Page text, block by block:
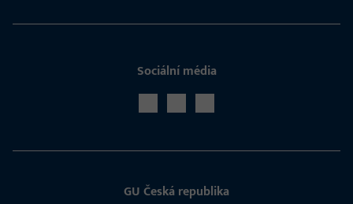
Sociální média
GU Česká republika